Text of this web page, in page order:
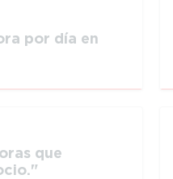
por día en
que